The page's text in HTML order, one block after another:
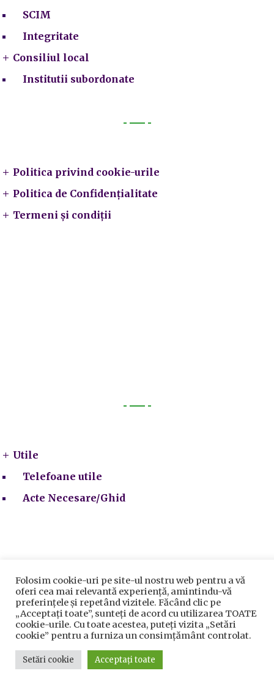
SCIM
Integritate
Consiliul local
Institutii subordonate
Politica privind cookie-urile
Politica de Confidențialitate
Termeni și condiții
Utile
Telefoane utile
Acte Necesare/Ghid
Prelucrarea datelor cu caracter personal|Politica de
utilizare cookie-uri
Primăria Sectorului 5 București©️2021. Toate drepturile
rezervate.
Folosim cookie-uri pe site-ul nostru web pentru a vă
oferi cea mai relevantă experiență, amintindu-vă
preferințele și repetând vizitele. Făcând clic pe
„Acceptați toate”, sunteți de acord cu utilizarea TOATE
cookie-urile. Cu toate acestea, puteți vizita „Setări
cookie” pentru a furniza un consimțământ controlat.
Setări cookie Acceptați toate